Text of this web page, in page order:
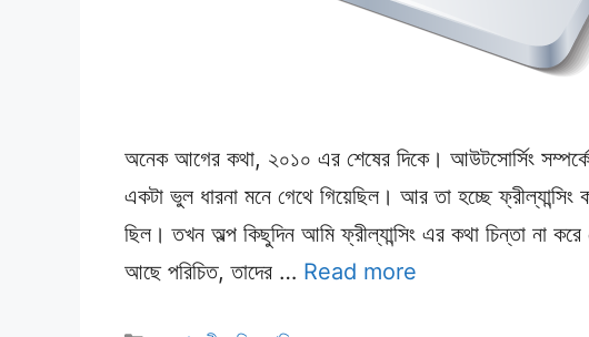
অনেক আগের কথা, ২০১০ এর শেষের দিকে। আউটসোর্সিং
একটা ভুল ধারনা মনে গেথে গিয়েছিল। আর তা হচ্ছে
ছিল। তখন অল্প কিছুদিন আমি ফ্রীল্যান্সিং এর কথা চিন্তা না
আছে পরিচিত, তাদের … Read more